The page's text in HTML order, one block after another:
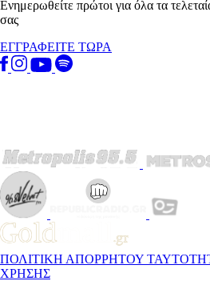
Ενημερωθείτε πρώτοι για όλα τα
σας
ΕΓΓΡΑΦΕΙΤΕ ΤΩΡΑ
ΠΟΛΙΤΙΚΗ ΑΠΟΡΡΗΤΟΥ
ΧΡΗΣΗΣ